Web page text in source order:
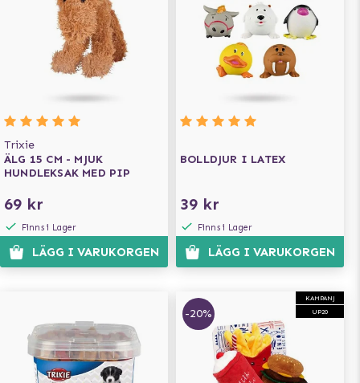
Trixie
ÄLG 15 CM - MJUK
HUNDLEKSAK MED PIP
69 kr
Finns i Lager
LÄGG I VARUKORGEN
BOLLDJUR I LATEX
39 kr
Finns i Lager
LÄGG I VARUKORGEN
KAMPANJ
UP20
-20%